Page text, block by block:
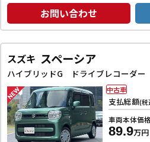
お問い合わせ
スズキ スペーシア
支払総額(税
車両本体価
89.9万円
中古車